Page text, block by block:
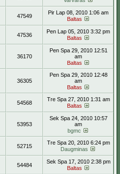
47549
Pir Lap 08, 2010 1:06 am
Baltas
47536
Pen Lap 05, 2010 3:32 pm
Baltas
36170
Pen Spa 29, 2010 12:51
am
Baltas
36305
Pen Spa 29, 2010 12:48
am
Baltas
54568
Tre Spa 27, 2010 1:31 am
Baltas
53953
Sek Spa 24, 2010 10:57
am
bgmc
52715
Tre Spa 20, 2010 6:24 pm
Daugminas
54484
Sek Spa 17, 2010 2:38 pm
Baltas